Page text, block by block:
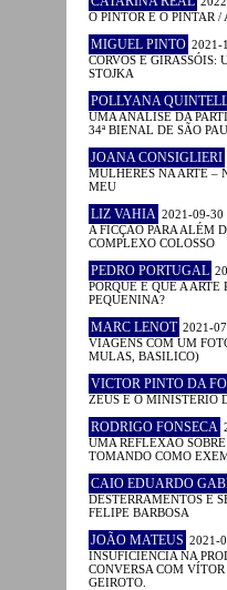
O PINTOR E O PINTAR /
MIGUEL PINTO 2021-
CORVOS E GIRASSÓIS:
STOJKA
POLLYANA
UMA ANÁLISE DA
34ª BIENAL DE SÃO
JOANA CONSIGLIERI
MULHERES NA ARTE –
MEU
LIZ VAHIA 2021-09-30
A FICÇÃO PARA ALÉM
COMPLEXO COLOSSO
PEDRO PORTUGAL
PORQUE É QUE A ARTE
PEQUENINA?
MARC LENOT 2021-
VIAGENS COM UM
MULAS, BASILICO)
VICTOR PINTO DA
ZEUS E O MINISTÉRIO
RODRIGO FONSECA
UMA REFLEXÃO
TOMANDO COMO
CAIO EDUARDO
DESTERRAMENTOS E
FELIPE BARBOSA
JOÃO MATEUS 2021-
INSUFICIÊNCIA NA
CONVERSA COM
GEIROTO.